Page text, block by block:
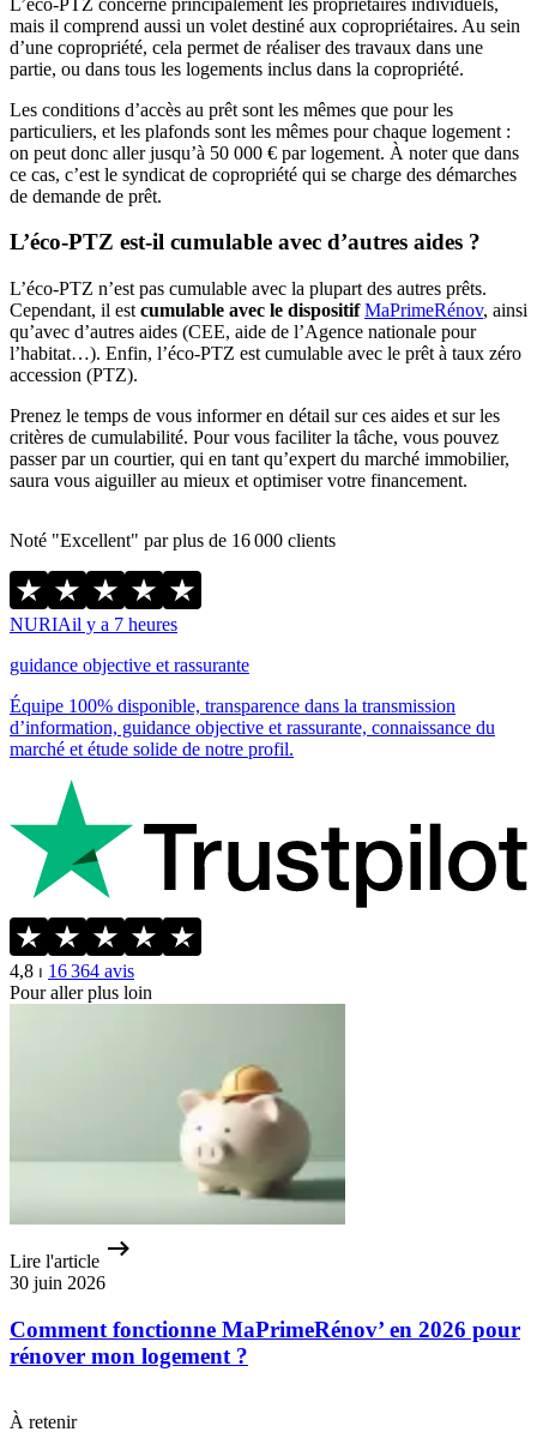
mais il comprend aussi un volet destiné aux copropriétaires. Au sein
d’une copropriété, cela permet de réaliser des travaux dans une
partie, ou dans tous les logements inclus dans la copropriété.
Les conditions d’accès au prêt sont les mêmes que pour les
particuliers, et les plafonds sont les mêmes pour chaque logement :
on peut donc aller jusqu’à 50 000 € par logement. À noter que dans
ce cas, c’est le syndicat de copropriété qui se charge des démarches
de demande de prêt.
L’éco-PTZ est-il cumulable avec d’autres aides ?
L’éco-PTZ n’est pas cumulable avec la plupart des autres prêts.
Cependant, il est cumulable avec le dispositifMaPrimeRénov, ainsi
qu’avec d’autres aides (CEE, aide de l’Agence nationale pour
l’habitat…). Enfin, l’éco-PTZ est cumulable avec le prêt à taux zéro
accession (PTZ).
Prenez le temps de vous informer en détail sur ces aides et sur les
critères de cumulabilité. Pour vous faciliter la tâche, vous pouvez
passer par un courtier, qui en tant qu’expert du marché immobilier,
saura vous aiguiller au mieux et optimiser votre financement.
Noté "Excellent" par plus de 16 000 clients
NURIAil y a 7 heures
guidance objective et rassurante
Équipe 100% disponible, transparence dans la transmission
d’information, guidance objective et rassurante, connaissance du
marché et étude solide de notre profil.
4,8 ⏐ 16 364 avis
Pour aller plus loin
Lire l'article
30 juin 2026
Comment fonctionne MaPrimeRénov’ en 2026 pour
rénover mon logement ?
À retenir